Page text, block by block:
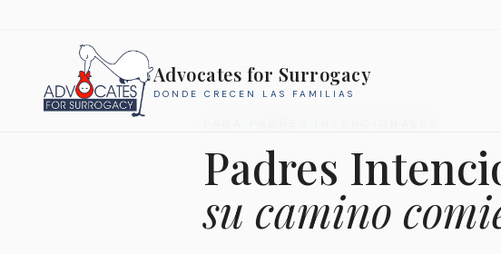
Advocates for Surrogacy
DONDE CRECEN LAS FAMILIAS
Padres
su camino